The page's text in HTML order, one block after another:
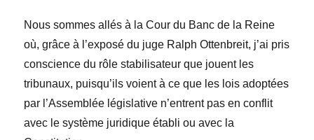
Nous sommes allés à la Cour du Banc de la Reine
où, grâce à l’exposé du juge Ralph Ottenbreit, j’ai pris
conscience du rôle stabilisateur que jouent les
tribunaux, puisqu’ils voient à ce que les lois adoptées
par l’Assemblée législative n’entrent pas en conflit
avec le système juridique établi ou avec la